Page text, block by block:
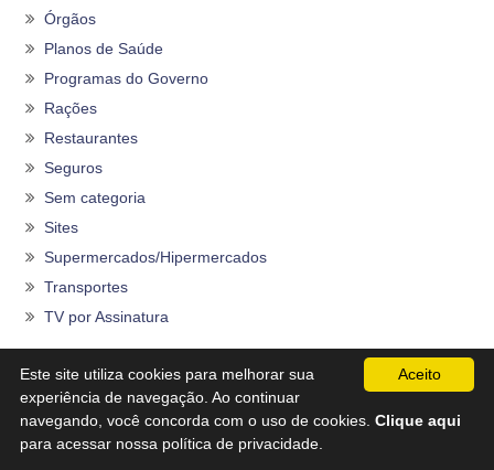
Órgãos
Planos de Saúde
Programas do Governo
Rações
Restaurantes
Seguros
Sem categoria
Sites
Supermercados/Hipermercados
Transportes
TV por Assinatura
Outros artigos
Financeira Alfa – SAC, Telefone 0800, Reclamações
Aceito
Este site utiliza cookies para melhorar sua
experiência de navegação. Ao continuar
navegando, você concorda com o uso de cookies. Clique aqui
para acessar nossa política de privacidade.